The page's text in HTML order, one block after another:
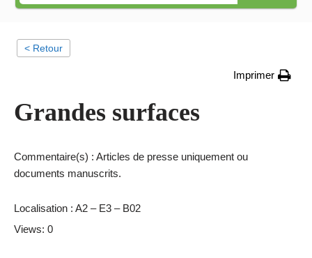
< Retour
Imprimer
Grandes surfaces
Commentaire(s) : Articles de presse uniquement ou
documents manuscrits.
Localisation : A2 – E3 – B02
Views: 0